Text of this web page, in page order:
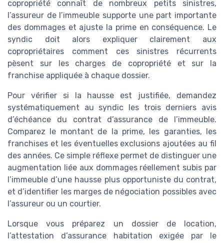
copropriété connaît de nombreux petits sinistres,
l’assureur de l’immeuble supporte une part importante
des dommages et ajuste la prime en conséquence. Le
syndic doit alors expliquer clairement aux
copropriétaires comment ces sinistres récurrents
pèsent sur les charges de copropriété et sur la
franchise appliquée à chaque dossier.
Pour vérifier si la hausse est justifiée, demandez
systématiquement au syndic les trois derniers avis
d’échéance du contrat d’assurance de l’immeuble.
Comparez le montant de la prime, les garanties, les
franchises et les éventuelles exclusions ajoutées au fil
des années. Ce simple réflexe permet de distinguer une
augmentation liée aux dommages réellement subis par
l’immeuble d’une hausse plus opportuniste du contrat,
et d’identifier les marges de négociation possibles avec
l’assureur ou un courtier.
Lorsque vous préparez un dossier de location,
l’attestation d’assurance habitation exigée par le